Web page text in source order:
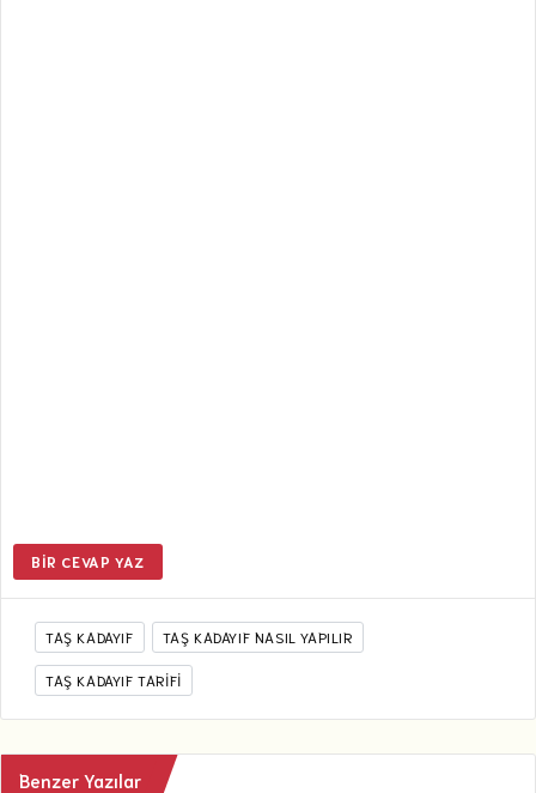
BIR CEVAP YAZ
TAŞ KADAYIF TAŞ KADAYIF NASIL YAPILIR
TAŞ KADAYIF TARIFI
Benzer Yazılar